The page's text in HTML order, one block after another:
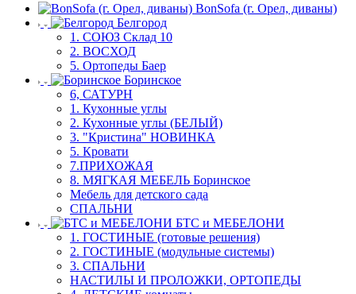
BonSofa (г. Орел, диваны)
Белгород
1. СОЮЗ Склад 10
2. ВОСХОД
5. Ортопеды Баер
Боринское
6, САТУРН
1. Кухонные углы
2. Кухонные углы (БЕЛЫЙ)
3. "Кристина" НОВИНКА
5. Кровати
7.ПРИХОЖАЯ
8. МЯГКАЯ МЕБЕЛЬ Боринское
Мебель для детского сада
СПАЛЬНИ
БТС и МЕБЕЛОНИ
1. ГОСТИНЫЕ (готовые решения)
2. ГОСТИНЫЕ (модульные системы)
3. СПАЛЬНИ
НАСТИЛЫ И ПРОЛОЖКИ, ОРТОПЕДЫ